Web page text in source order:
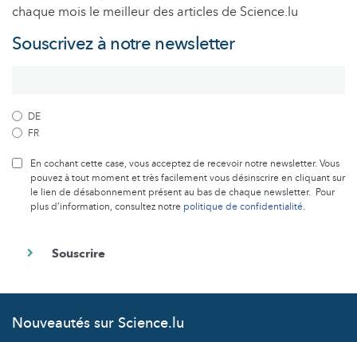
chaque mois le meilleur des articles de Science.lu
Souscrivez à notre newsletter
DE
FR
En cochant cette case, vous acceptez de recevoir notre newsletter. Vous
pouvez à tout moment et très facilement vous désinscrire en cliquant sur
le lien de désabonnement présent au bas de chaque newsletter. Pour
plus d’information, consultez notre politique de confidentialité.
Nouveautés sur Science.lu